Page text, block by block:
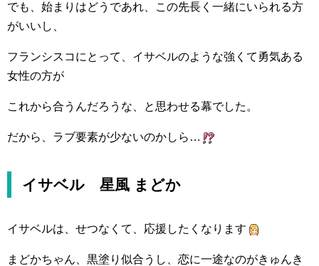
でも、始まりはどうであれ、この先長く一緒にいられる方
がいいし、
フランシスコにとって、イサベルのような強くて勇気ある
女性の方が
これから合うんだろうな、と思わせる幕でした。
だから、ラブ要素が少ないのかしら…
イサベル 星風 まどか
イサベルは、せつなくて、応援したくなります
まどかちゃん、黒塗り似合うし、恋に一途なのがきゅんき